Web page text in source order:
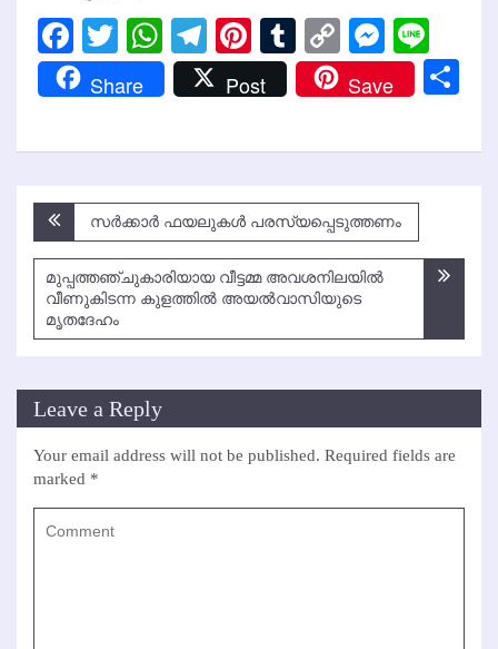
Facebook
Twitter
WhatsApp
Telegram
Pinterest
Tumblr
Copy
Link
Share Post Save
Post
navigation
സര്‍ക്കാര്‍ ഫയലുകള്‍ പരസ്യപ്പെടുത്തണം
മുപ്പത്തഞ്ചുകാരിയായ വീട്ടമ്മ അവശനിലയില്‍
വീണുകിടന്ന കുളത്തില്‍ അയല്‍വാസിയുടെ
മൃതദേഹം
Leave a Reply
Your email address will not be published. Required fields are
marked *